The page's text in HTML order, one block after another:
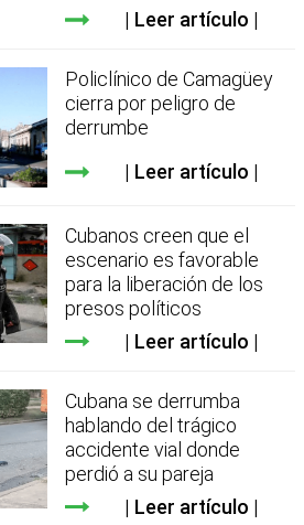
Leer artículo
Policlínico de Camagüey
cierra por peligro de
derrumbe
Leer artículo
Cubanos creen que el
escenario es favorable
para la liberación de los
presos políticos
Leer artículo
Cubana se derrumba
hablando del trágico
accidente vial donde
perdió a su pareja
Leer artículo